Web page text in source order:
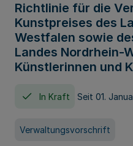
Richtlinie für die
Kunstpreises des
Westfalen sowie
Landes Nordrhein-
Künstlerinnen und
In Kraft Seit 01.
Verwaltungsvorschrift